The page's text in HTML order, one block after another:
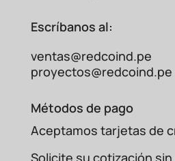
Escríbanos al:
ventas@redcoind.pe
proyectos@redcoind.pe
Métodos de pago
Aceptamos tarjetas de